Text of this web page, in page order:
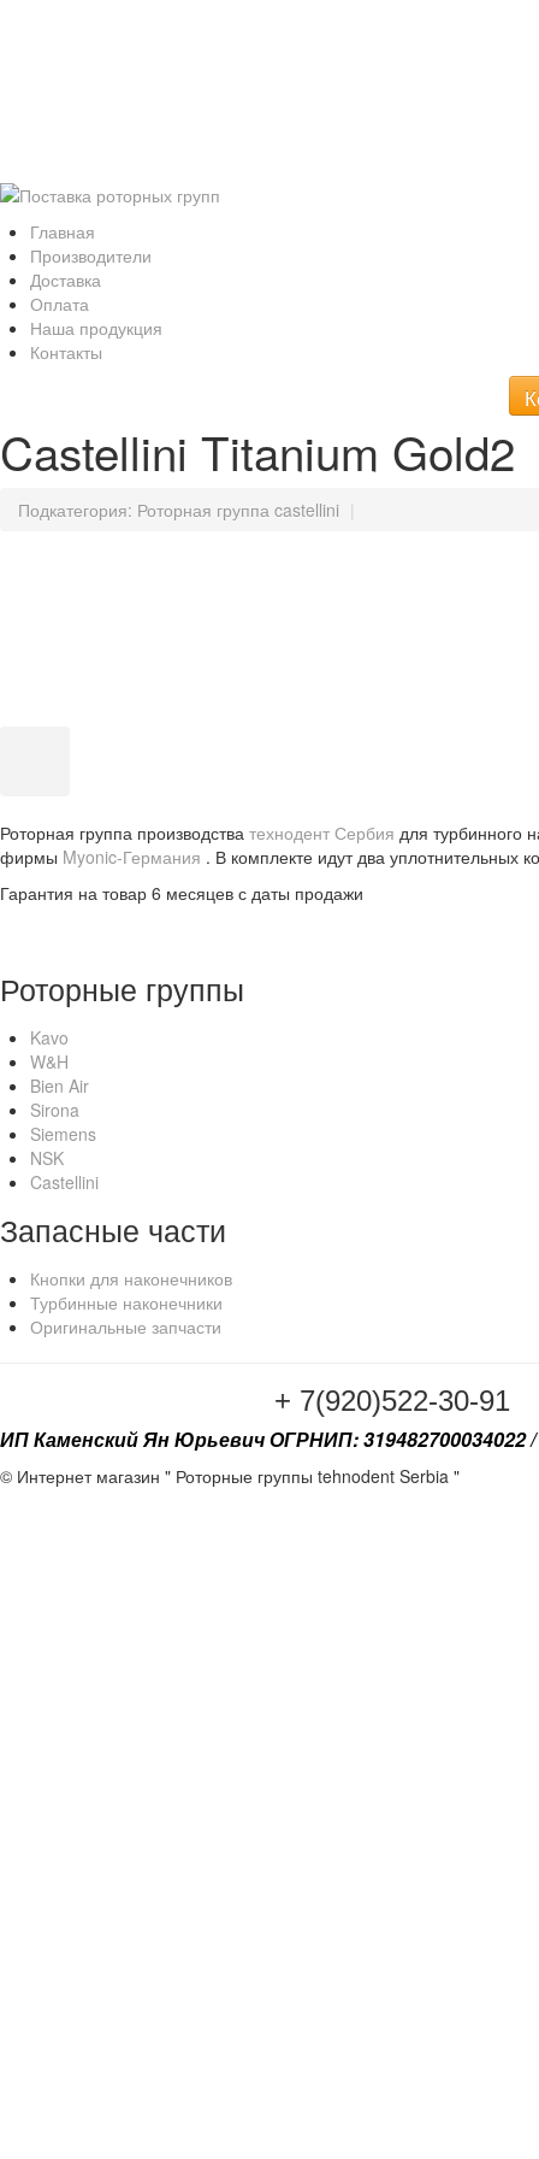
Главная
Производители
Доставка
Оплата
Наша продукция
Контакты
Castellini Titanium Gold2
Подкатегория: Роторная группа castellini |
Роторная группа производства технодент Сербия для турбинного
фирмы Myonic-Германия . В комплекте идут два уплотнительных
Гарантия на товар 6 месяцев с даты продажи
Роторные группы
Kavo
W&H
Bien Air
Sirona
Siemens
NSK
Castellini
Запасные части
Кнопки для наконечников
Турбинные наконечники
Оригинальные запчасти
+
ИП Каменский Ян Юрьевич ОГРНИП: 319482700034022